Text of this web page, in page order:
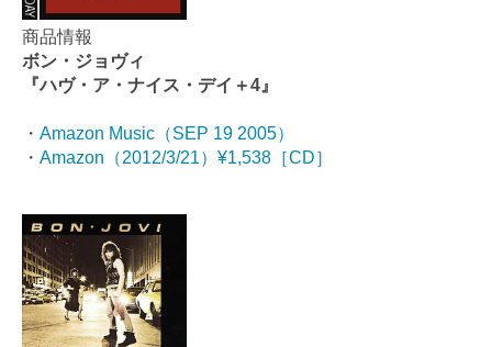
商品情報
ボン・ジョヴィ
『ハヴ・ア・ナイス・デイ＋4』
・ Amazon Music（SEP 19 2005）
・ Amazon（2012/3/21）¥1,538［CD］